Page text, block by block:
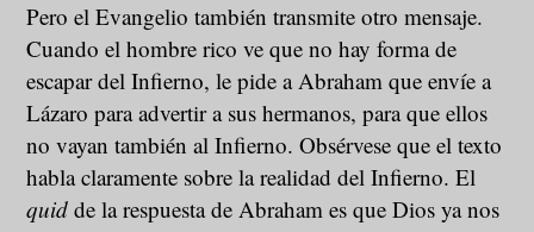
Pero el Evangelio también transmite otro mensaje.
Cuando el hombre rico ve que no hay forma de
escapar del Infierno, le pide a Abraham que envíe a
Lázaro para advertir a sus hermanos, para que ellos
no vayan también al Infierno. Obsérvese que el texto
habla claramente sobre la realidad del Infierno. El
quidde la respuesta de Abraham es que Dios ya nos